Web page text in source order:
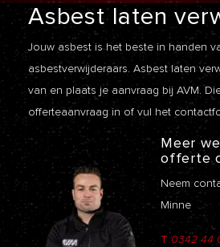
Asbest laten
Jouw asbest is het beste in handen
asbestverwijderaars. Asbest laten
van en plaats je aanvraag bij AVM.
offerteaanvraagin of vul het
Meer
offerte
Neem
Minne
T 0342 44